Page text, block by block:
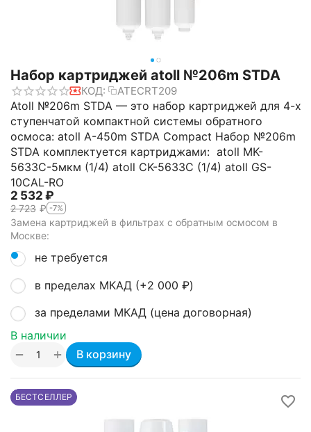
Набор картриджей atoll №206m STDA
КОД: ATECRT209
Atoll №206m STDA — это набор картриджей для 4-х
ступенчатой компактной системы обратного
осмоса: atoll A-450m STDA Compact Набор №206m
STDA комплектуется картриджами: atoll MK-
5633C-5мкм (1/4) atoll CK-5633C (1/4) atoll GS-
10CAL-RO
2 532 ₽
2 723 ₽ -7%
Замена картриджей в фильтрах с обратным осмосом в
Москве:
не требуется
в пределах МКАД (+2 000 ₽)
за пределами МКАД (цена договорная)
В наличии
+
− В корзину
БЕСТСЕЛЛЕР